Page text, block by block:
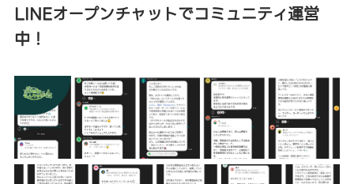
LINEオープンチャットでコミュニティ運営
中！